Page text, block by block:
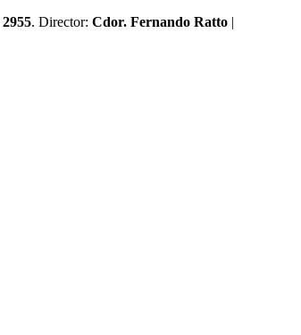
2955. Director:​ Cdor. Fernando Ratto |